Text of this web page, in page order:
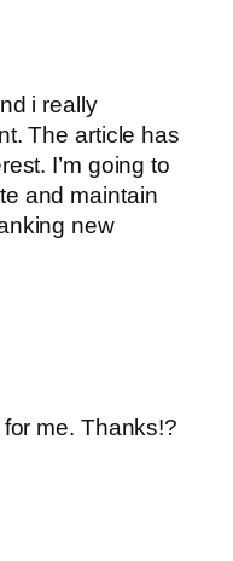
i really
The article has
I’m going to
and maintain
new
me. Thanks!?